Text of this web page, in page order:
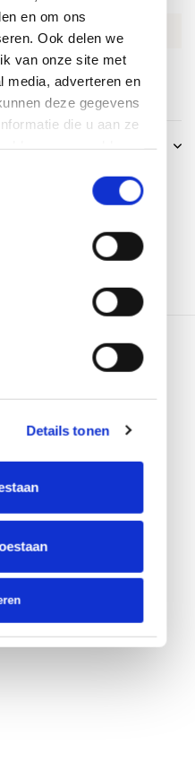
en om ons
Ook delen we
van onze site met
media, adverteren en
deze gegevens
die u aan ze
Details tonen
over dit product..